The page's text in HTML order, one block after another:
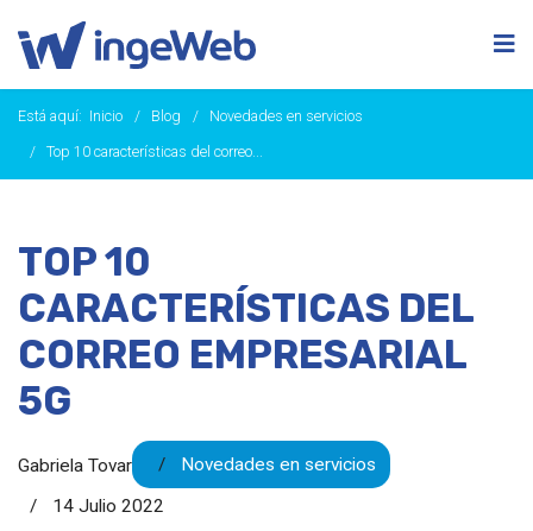
Está aquí: Inicio Blog
Novedades en servicios
Top 10 características del correo...
TOP 10
CARACTERÍSTICAS DEL
CORREO EMPRESARIAL
5G
Gabriela Tovar
Novedades en servicios
14 Julio 2022